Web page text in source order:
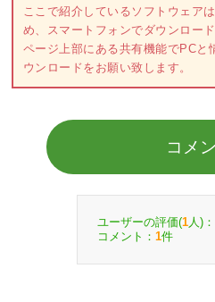
ここで紹介しているソフトウェア
め、スマートフォンでダウンロー
ページ上部にある共有機能でPCと
ウンロードをお願い致します。
コメ
ユーザーの評価(1 人)：
コメント： 1件